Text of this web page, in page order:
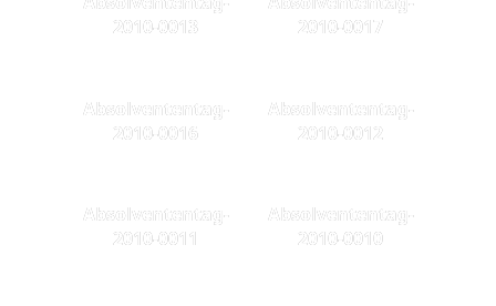
2010-0013
2010-0017
Absolvententag-
2010-0016
Absolvententag-
2010-0012
Absolvententag-
2010-0011
Absolvententag-
2010-0010